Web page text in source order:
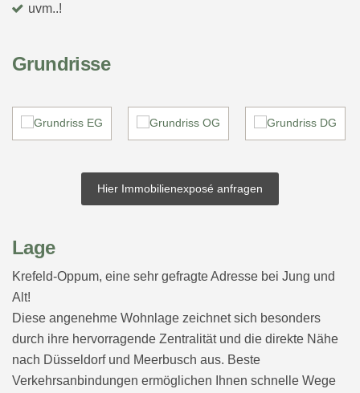
uvm..!
Grundrisse
Hier Immobilienexposé anfragen
Lage
Krefeld-Oppum, eine sehr gefragte Adresse bei Jung und
Alt!
Diese angenehme Wohnlage zeichnet sich besonders
durch ihre hervorragende Zentralität und die direkte Nähe
nach Düsseldorf und Meerbusch aus. Beste
Verkehrsanbindungen ermöglichen Ihnen schnelle Wege